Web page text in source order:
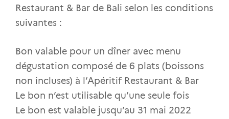
Restaurant & Bar de Bali selon les conditions
suivantes :
Bon valable pour un dîner avec menu
dégustation composé de 6 plats (boissons
non incluses) à l’Apéritif Restaurant & Bar
Le bon n’est utilisable qu’une seule fois
Le bon est valable jusqu’au 31 mai 2022